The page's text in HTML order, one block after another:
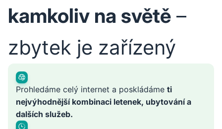
kamkoliv na světě –
zbytek je zařízený
Prohledáme celý internet a poskládáme ti
nejvýhodnější kombinaci letenek, ubytování a
dalších služeb.